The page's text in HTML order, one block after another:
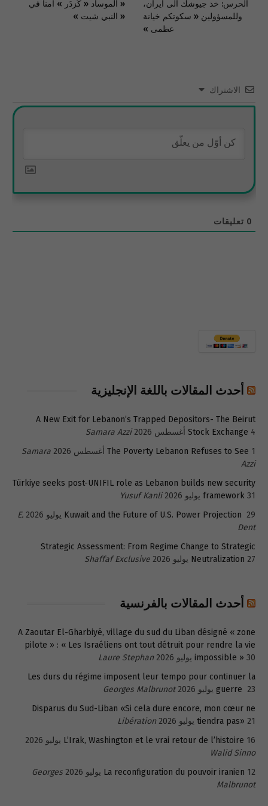
الحرس: خذ جيوشك الى ايران،
وللمسؤولين « سكوتكم خيانة
عظمى »
« الموساد « كَزدَر » آمناً في
« النبي شيت »
الاشتراك
0 تعليقات
أحدث المقالات باللغة الإنجليزية
A New Exit for Lebanon’s Trapped Depositors- The Beirut
Stock Exchange 4 أغسطس 2026
Samara Azzi
The Poverty Lebanon Refuses to See 1 أغسطس 2026
Samara
Azzi
Türkiye seeks post-UNIFIL role as Lebanon builds new security
framework 31 يوليو 2026
Yusuf Kanli
Kuwait and the Future of U.S. Power Projection 29 يوليو 2026
E.
Dent
Strategic Assessment: From Regime Change to Strategic
Neutralization 27 يوليو 2026 Shaffaf Exclusive
أحدث المقالات بالفرنسية
A Zaoutar El-Gharbiyé, village du sud du Liban désigné « zone
pilote » : « Les Israéliens ont tout détruit pour rendre la vie
impossible » 30 يوليو 2026
Laure Stephan
Les durs du régime imposent leur tempo pour continuer la
guerre 23 يوليو 2026
Georges Malbrunot
Disparus du Sud-Liban «Si cela dure encore, mon cœur ne
tiendra pas» 21 يوليو 2026
Libération
L’Irak, Washington et le vrai retour de l’histoire 16 يوليو 2026
Walid Sinno
La reconfiguration du pouvoir iranien 12 يوليو 2026
Georges
Malbrunot